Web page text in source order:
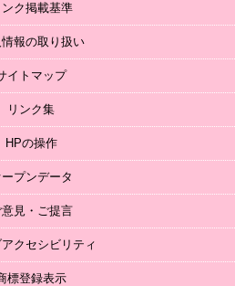
ンク掲載基準
報の取り扱い
イトマップ
リンク集
HPの操作
ープンデータ
意見・ご提言
クセシビリティ
標登録表示